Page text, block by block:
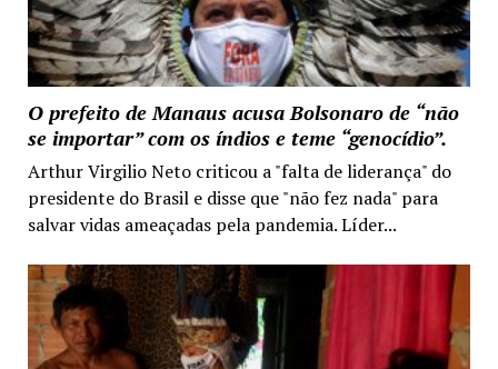
O prefeito de Manaus acusa Bolsonaro de “não
se importar” com os índios e teme “genocídio”.
Arthur Virgilio Neto criticou a "falta de liderança" do
presidente do Brasil e disse que "não fez nada" para
salvar vidas ameaçadas pela pandemia. Líder...